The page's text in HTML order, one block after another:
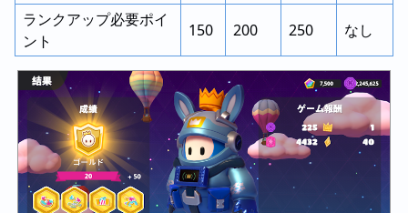
ランクアップ必要ポイ
ント
150 200 250 なし